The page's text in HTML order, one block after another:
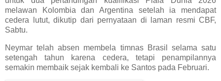
melawan Kolombia dan Argentina setelah ia mendapat
cedera lutut, dikutip dari pernyataan di laman resmi CBF,
Sabtu.
Neymar telah absen membela timnas Brasil selama satu
setengah tahun karena cedera, tetapi penampilannya
semakin membaik sejak kembali ke Santos pada Februari.